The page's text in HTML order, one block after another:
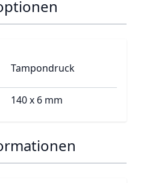
Tampondruck
140 x 6 mm